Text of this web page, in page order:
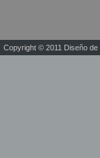
Copyright © 2011 Diseño de